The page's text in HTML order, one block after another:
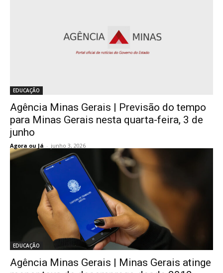
EDUCAÇÃO
Agência Minas Gerais | Previsão do tempo
para Minas Gerais nesta quarta-feira, 3 de
junho
Agora ou Já - junho 3, 2026
EDUCAÇÃO
Agência Minas Gerais | Minas Gerais atinge